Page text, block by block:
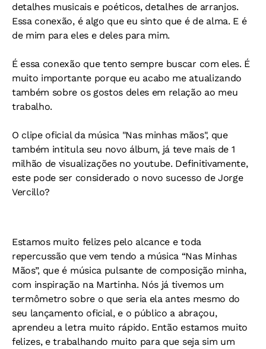
detalhes musicais e poéticos, detalhes de arranjos.
Essa conexão, é algo que eu sinto que é de alma. E é
de mim para eles e deles para mim.
É essa conexão que tento sempre buscar com eles. É
muito importante porque eu acabo me atualizando
também sobre os gostos deles em relação ao meu
trabalho.
O clipe oficial da música "Nas minhas mãos", que
também intitula seu novo álbum, já teve mais de 1
milhão de visualizações no youtube. Definitivamente,
este pode ser considerado o novo sucesso de Jorge
Vercillo?
Estamos muito felizes pelo alcance e toda
repercussão que vem tendo a música “Nas Minhas
Mãos”, que é música pulsante de composição minha,
com inspiração na Martinha. Nós já tivemos um
termômetro sobre o que seria ela antes mesmo do
seu lançamento oficial, e o público a abraçou,
aprendeu a letra muito rápido. Então estamos muito
felizes, e trabalhando muito para que seja sim um